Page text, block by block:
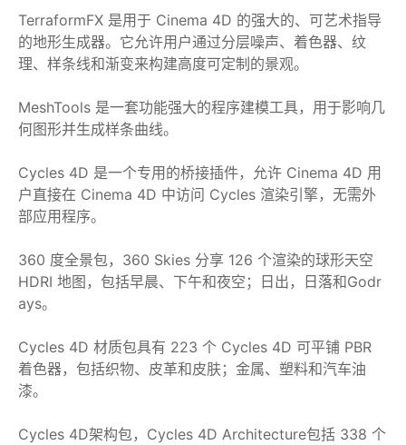
TerraformFX 是用于 Cinema 4D 的强大的、可艺术指导
的地形生成器。它允许用户通过分层噪声、着色器、纹
理、样条线和渐变来构建高度可定制的景观。
MeshTools 是一套功能强大的程序建模工具，用于影响几
何图形并生成样条曲线。
Cycles 4D 是一个专用的桥接插件，允许 Cinema 4D 用
户直接在 Cinema 4D 中访问 Cycles 渲染引擎，无需外
部应用程序。
360 度全景包，360 Skies 分享 126 个渲染的球形天空
HDRI 地图，包括早晨、下午和夜空；日出，日落和Godr
ays。
Cycles 4D 材质包具有 223 个 Cycles 4D 可平铺 PBR
着色器，包括织物、皮革和皮肤；金属、塑料和汽车油
漆。
Cycles 4D架构包，Cycles 4D Architecture包括 338 个